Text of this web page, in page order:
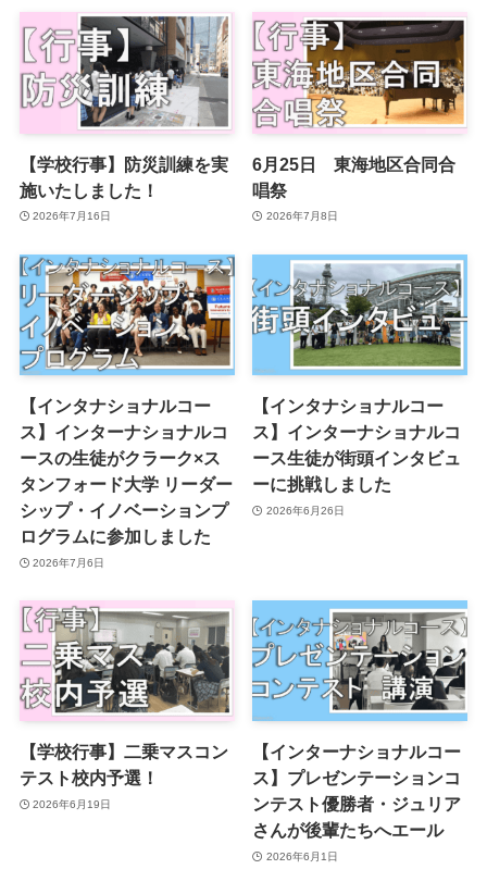
【学校行事】防災訓練を実
施いたしました！
2026年7月16日
6月25日 東海地区合同合
唱祭
2026年7月8日
【インタナショナルコー
ス】インターナショナルコ
ースの生徒がクラーク×ス
タンフォード大学 リーダー
シップ・イノベーションプ
ログラムに参加しました
2026年7月6日
【インタナショナルコー
ス】インターナショナルコ
ース生徒が街頭インタビュ
ーに挑戦しました
2026年6月26日
【学校行事】二乗マスコン
テスト校内予選！
2026年6月19日
【インターナショナルコー
ス】プレゼンテーションコ
ンテスト優勝者・ジュリア
さんが後輩たちへエール
2026年6月1日